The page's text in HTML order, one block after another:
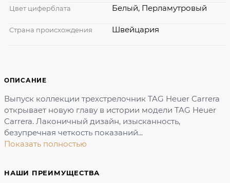
ОПИСАНИЕ
Выпуск коллекции трехстрелочник TAG Heuer Carrera
открывает новую главу в истории модели TAG Heuer
Carrera. Лаконичный дизайн, изысканность,
безупречная четкость показаний...
Показать полностью
НАШИ ПРЕИМУЩЕСТВА
Цвет циферблата Белый, Перламутровый
Страна происхождения Швейцария